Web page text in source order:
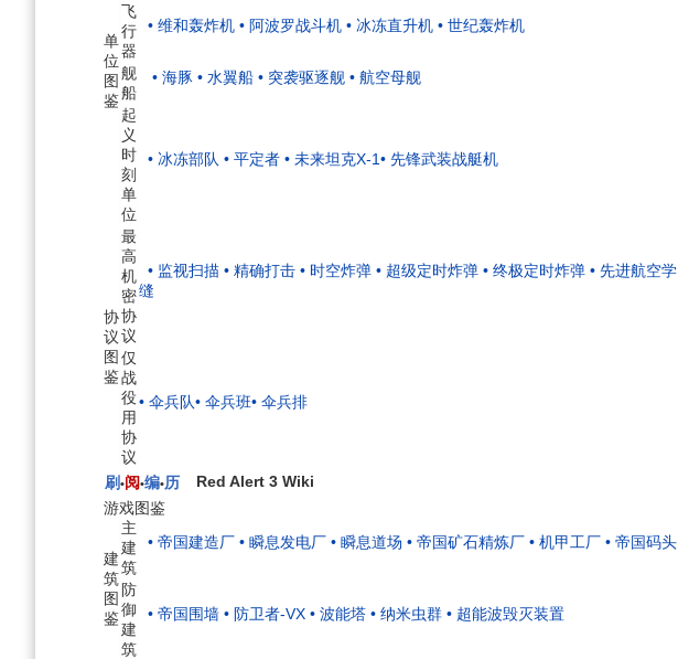
单
位
图
鉴
飞
行
器
• 维和轰炸机 • 阿波罗战斗机 • 冰冻直升机 • 世纪轰炸机
舰
船
• 海豚 • 水翼船 • 突袭驱逐舰 • 航空母舰
起
义
时
刻
单
位
• 冰冻部队 • 平定者 • 未来坦克X-1• 先锋武装战艇机
协
议
图
鉴
最
高
机
密
协
议
• 监视扫描 • 精确打击 • 时空炸弹 • 超级定时炸弹 • 终极定时炸弹 • 先进航空学
缝
仅
战
役
用
协
议
• 伞兵队• 伞兵班• 伞兵排
刷•阅•编•历
Red Alert 3 Wiki
游戏图鉴
建
筑
图
鉴
主
建
筑
• 帝国建造厂 • 瞬息发电厂 • 瞬息道场 • 帝国矿石精炼厂 • 机甲工厂 • 帝国码头
防
御
建
筑
• 帝国围墙 • 防卫者-VX • 波能塔 • 纳米虫群 • 超能波毁灭装置